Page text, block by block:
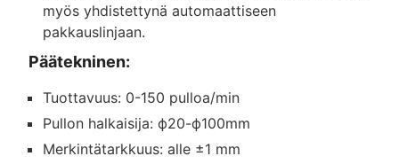
myös yhdistettynä automaattiseen
pakkauslinjaan.
Päätekninen:
Tuottavuus: 0-150 pulloa/min
Pullon halkaisija: ф20-ф100mm
Merkintätarkkuus: alle ±1 mm